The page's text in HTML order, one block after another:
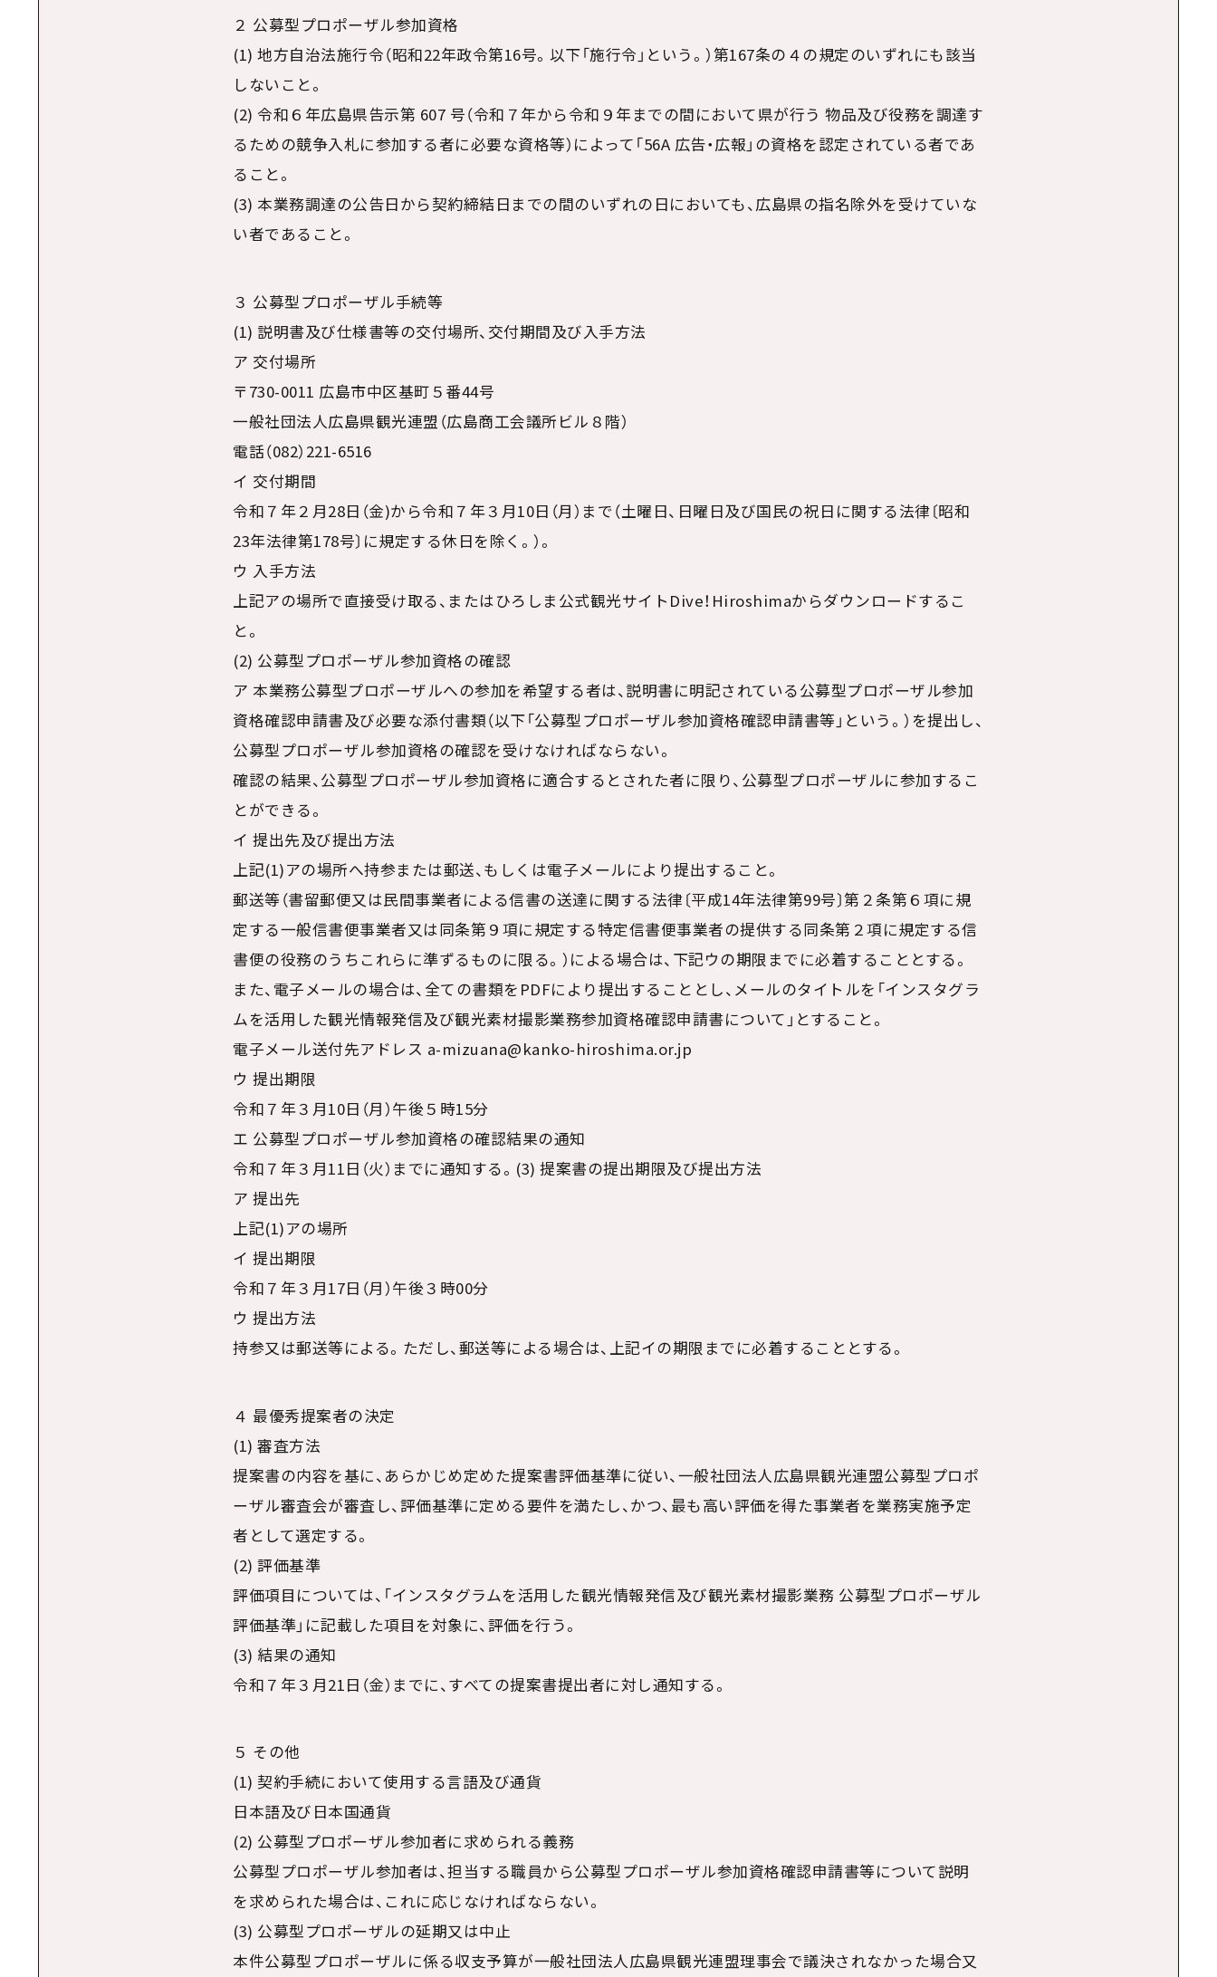
２ 公募型プロポーザル参加資格
(1) 地方自治法施行令（昭和22年政令第16号。以下「施行令」という。）第167条の４の規定のいずれにも該当
しないこと。
(2) 令和６年広島県告示第 607 号（令和７年から令和９年までの間において県が行う 物品及び役務を調達す
るための競争入札に参加する者に必要な資格等）によって「56A 広告・広報」の資格を認定されている者であ
ること。
(3) 本業務調達の公告日から契約締結日までの間のいずれの日においても、広島県の指名除外を受けていな
い者であること。
３ 公募型プロポーザル手続等
(1) 説明書及び仕様書等の交付場所、交付期間及び入手方法
ア 交付場所
〒730-0011 広島市中区基町５番44号
一般社団法人広島県観光連盟（広島商工会議所ビル８階）
電話（082）221-6516
イ 交付期間
令和７年２月28日（金)から令和７年３月10日（月）まで（土曜日、日曜日及び国民の祝日に関する法律〔昭和
23年法律第178号〕に規定する休日を除く。）。
ウ 入手方法
上記アの場所で直接受け取る、またはひろしま公式観光サイトDive！Hiroshimaからダウンロードするこ
と。
(2) 公募型プロポーザル参加資格の確認
ア 本業務公募型プロポーザルへの参加を希望する者は、説明書に明記されている公募型プロポーザル参加
資格確認申請書及び必要な添付書類（以下「公募型プロポーザル参加資格確認申請書等」という。）を提出し、
公募型プロポーザル参加資格の確認を受けなければならない。
確認の結果、公募型プロポーザル参加資格に適合するとされた者に限り、公募型プロポーザルに参加するこ
とができる。
イ 提出先及び提出方法
上記(1)アの場所へ持参または郵送、もしくは電子メールにより提出すること。
郵送等（書留郵便又は民間事業者による信書の送達に関する法律〔平成14年法律第99号〕第２条第６項に規
定する一般信書便事業者又は同条第９項に規定する特定信書便事業者の提供する同条第２項に規定する信
書便の役務のうちこれらに準ずるものに限る。）による場合は、下記ウの期限までに必着することとする。
また、電子メールの場合は、全ての書類をPDFにより提出することとし、メールのタイトルを「インスタグラ
ムを活用した観光情報発信及び観光素材撮影業務参加資格確認申請書について」とすること。
電子メール送付先アドレス a-mizuana@kanko-hiroshima.or.jp
ウ 提出期限
令和７年３月10日（月）午後５時15分
エ 公募型プロポーザル参加資格の確認結果の通知
令和７年３月11日（火）までに通知する。(3) 提案書の提出期限及び提出方法
ア 提出先
上記(1)アの場所
イ 提出期限
令和７年３月17日（月）午後３時00分
ウ 提出方法
持参又は郵送等による。ただし、郵送等による場合は、上記イの期限までに必着することとする。
４ 最優秀提案者の決定
(1) 審査方法
提案書の内容を基に、あらかじめ定めた提案書評価基準に従い、一般社団法人広島県観光連盟公募型プロポ
ーザル審査会が審査し、評価基準に定める要件を満たし、かつ、最も高い評価を得た事業者を業務実施予定
者として選定する。
(2) 評価基準
評価項目については、「インスタグラムを活用した観光情報発信及び観光素材撮影業務 公募型プロポーザル
評価基準」に記載した項目を対象に、評価を行う。
(3) 結果の通知
令和７年３月21日（金）までに、すべての提案書提出者に対し通知する。
５ その他
(1) 契約手続において使用する言語及び通貨
日本語及び日本国通貨
(2) 公募型プロポーザル参加者に求められる義務
公募型プロポーザル参加者は、担当する職員から公募型プロポーザル参加資格確認申請書等について説明
を求められた場合は、これに応じなければならない。
(3) 公募型プロポーザルの延期又は中止
本件公募型プロポーザルに係る収支予算が一般社団法人広島県観光連盟理事会で議決されなかった場合又